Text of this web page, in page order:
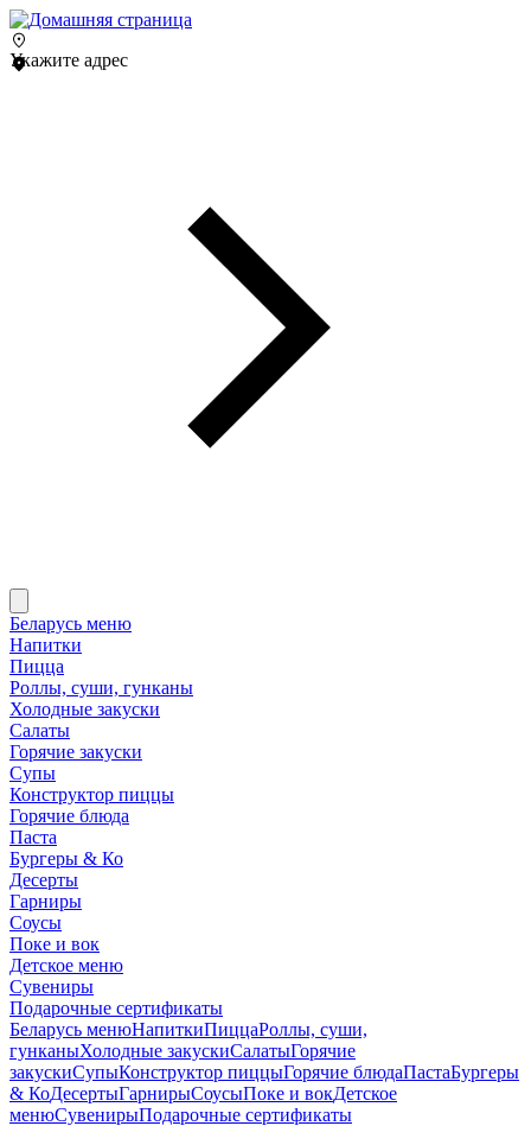
Укажите адрес
Беларусь меню
Напитки
Пицца
Роллы, суши, гунканы
Холодные закуски
Салаты
Горячие закуски
Супы
Конструктор пиццы
Горячие блюда
Паста
Бургеры & Ко
Десерты
Гарниры
Соусы
Поке и вок
Детское меню
Сувениры
Подарочные сертификаты
Беларусь менюНапиткиПиццаРоллы, суши,
гунканыХолодные закускиСалатыГорячие
закускиСупыКонструктор пиццыГорячие блюдаПастаБургеры
& КоДесертыГарнирыСоусыПоке и вокДетское
менюСувенирыПодарочные сертификаты